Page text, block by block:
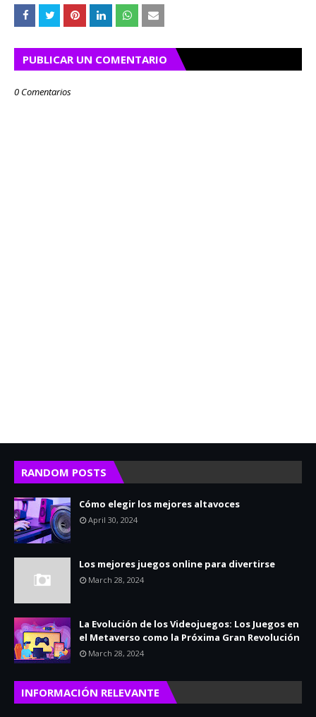
PUBLICAR UN COMENTARIO
0 Comentarios
RANDOM POSTS
Cómo elegir los mejores altavoces
April 30, 2024
Los mejores juegos online para divertirse
March 28, 2024
La Evolución de los Videojuegos: Los Juegos en
el Metaverso como la Próxima Gran Revolución
March 28, 2024
INFORMACIÓN RELEVANTE